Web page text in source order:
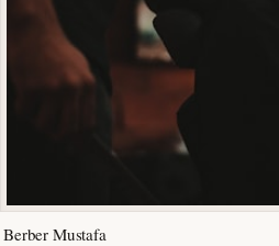
Berber Mustafa